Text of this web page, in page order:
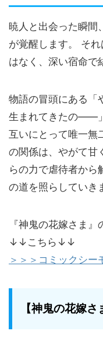
暁人と出会った瞬間
が覚醒します。 そ
はなく、深い宿命で
物語の冒頭にある「
生まれてきたの——
互いにとって唯一無
の関係は、やがて甘
らの力で虐待者から
の道を照らしていき
『神鬼の花嫁さま
↓↓こちら↓↓
＞＞＞コミックシー
【神鬼の花嫁さ